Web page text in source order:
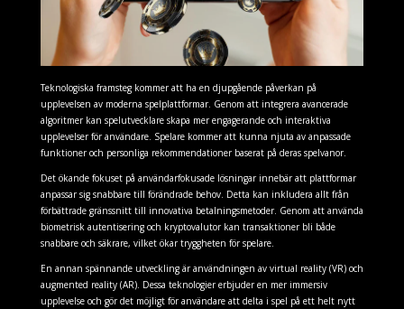
Teknologiska framsteg kommer att ha en djupgående påverkan på
upplevelsen av moderna spelplattformar. Genom att integrera avancerade
algoritmer kan spelutvecklare skapa mer engagerande och interaktiva
upplevelser för användare. Spelare kommer att kunna njuta av anpassade
funktioner och personliga rekommendationer baserat på deras spelvanor.
Det ökande fokuset på användarfokusade lösningar innebär att plattformar
anpassar sig snabbare till förändrade behov. Detta kan inkludera allt från
förbättrade gränssnitt till innovativa betalningsmetoder. Genom att använda
biometrisk autentisering och kryptovalutor kan transaktioner bli både
snabbare och säkrare, vilket ökar tryggheten för spelare.
En annan spännande utveckling är användningen av virtual reality (VR) och
augmented reality (AR). Dessa teknologier erbjuder en mer immersiv
upplevelse och gör det möjligt för användare att delta i spel på ett helt nytt